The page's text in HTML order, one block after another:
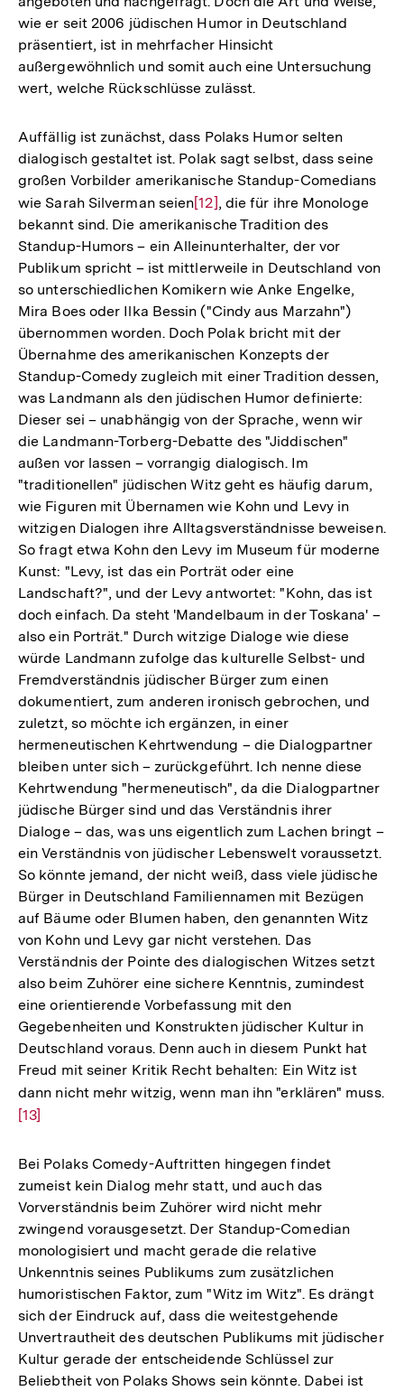
Fußnote
wie er seit 2006 jüdischen Humor in Deutschland
präsentiert, ist in mehrfacher Hinsicht
außergewöhnlich und somit auch eine Untersuchung
wert, welche Rückschlüsse zulässt.
Auffällig ist zunächst, dass Polaks Humor selten
dialogisch gestaltet ist. Polak sagt selbst, dass seine
großen Vorbilder amerikanische Standup-Comedians
wie Sarah Silverman seienZur
Auflösung
der
Fußnote
[12] , die für ihre Monologe
bekannt sind. Die amerikanische Tradition des
Standup-Humors – ein Alleinunterhalter, der vor
Publikum spricht – ist mittlerweile in Deutschland von
so unterschiedlichen Komikern wie Anke Engelke,
Mira Boes oder Ilka Bessin ("Cindy aus Marzahn")
übernommen worden. Doch Polak bricht mit der
Übernahme des amerikanischen Konzepts der
Standup-Comedy zugleich mit einer Tradition dessen,
was Landmann als den jüdischen Humor definierte:
Dieser sei – unabhängig von der Sprache, wenn wir
die Landmann-Torberg-Debatte des "Jiddischen"
außen vor lassen – vorrangig dialogisch. Im
"traditionellen" jüdischen Witz geht es häufig darum,
wie Figuren mit Übernamen wie Kohn und Levy in
witzigen Dialogen ihre Alltagsverständnisse beweisen.
So fragt etwa Kohn den Levy im Museum für moderne
Kunst: "Levy, ist das ein Porträt oder eine
Landschaft?", und der Levy antwortet: "Kohn, das ist
doch einfach. Da steht 'Mandelbaum in der Toskana' –
also ein Porträt." Durch witzige Dialoge wie diese
würde Landmann zufolge das kulturelle Selbst- und
Fremdverständnis jüdischer Bürger zum einen
dokumentiert, zum anderen ironisch gebrochen, und
zuletzt, so möchte ich ergänzen, in einer
hermeneutischen Kehrtwendung – die Dialogpartner
bleiben unter sich – zurückgeführt. Ich nenne diese
Kehrtwendung "hermeneutisch", da die Dialogpartner
jüdische Bürger sind und das Verständnis ihrer
Dialoge – das, was uns eigentlich zum Lachen bringt –
ein Verständnis von jüdischer Lebenswelt voraussetzt.
So könnte jemand, der nicht weiß, dass viele jüdische
Bürger in Deutschland Familiennamen mit Bezügen
auf Bäume oder Blumen haben, den genannten Witz
von Kohn und Levy gar nicht verstehen. Das
Verständnis der Pointe des dialogischen Witzes setzt
also beim Zuhörer eine sichere Kenntnis, zumindest
eine orientierende Vorbefassung mit den
Gegebenheiten und Konstrukten jüdischer Kultur in
Deutschland voraus. Denn auch in diesem Punkt hat
Freud mit seiner Kritik Recht behalten: Ein Witz ist
dann nicht mehr witzig, wenn man ihn "erklären" muss.
[13]
Bei Polaks Comedy-Auftritten hingegen findet
zumeist kein Dialog mehr statt, und auch das
Vorverständnis beim Zuhörer wird nicht mehr
zwingend vorausgesetzt. Der Standup-Comedian
monologisiert und macht gerade die relative
Unkenntnis seines Publikums zum zusätzlichen
humoristischen Faktor, zum "Witz im Witz". Es drängt
sich der Eindruck auf, dass die weitestgehende
Unvertrautheit des deutschen Publikums mit jüdischer
Kultur gerade der entscheidende Schlüssel zur
Beliebtheit von Polaks Shows sein könnte. Dabei ist